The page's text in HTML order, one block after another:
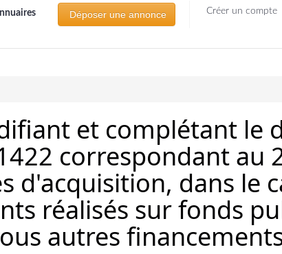
Déposer une annonce Créer un compte
et complétant le
correspondant au
d'acquisition, dans le
réalisés sur fonds
autres